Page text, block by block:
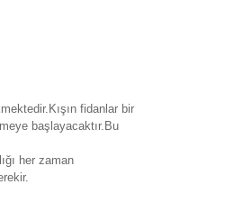
fidanlar bir
başlayacaktır.Bu
her zaman